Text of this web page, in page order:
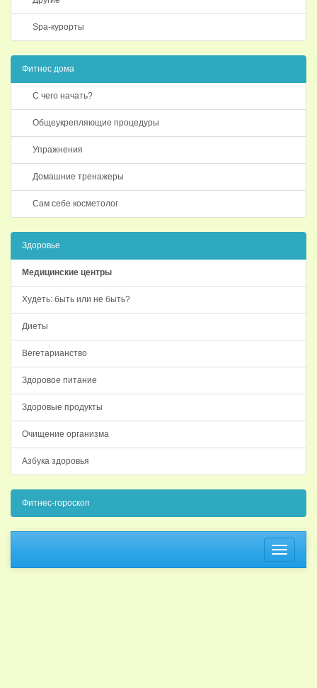
Spa-курорты
Фитнес дома
С чего начать?
Общеукрепляющие процедуры
Упражнения
Домашние тренажеры
Сам себе косметолог
Здоровье
Медицинские центры
Худеть: быть или не быть?
Диеты
Вегетарианство
Здоровое питание
Здоровые продукты
Очищение организма
Азбука здоровья
Фитнес-гороскоп